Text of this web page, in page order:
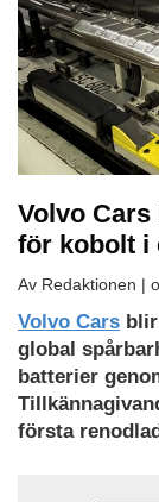
Volvo
för kobolt i
Av Redaktionen |
Volvo Cars
global
batterier
första